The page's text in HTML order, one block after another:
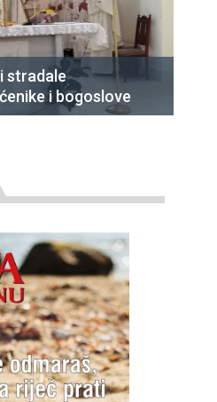
stradale
i bogoslove